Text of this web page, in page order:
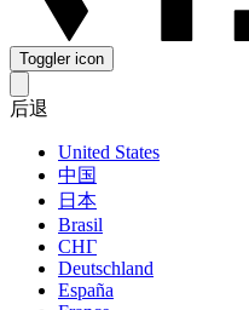
Toggler icon
后退
United States
中国
日本
Brasil
СНГ
Deutschland
España